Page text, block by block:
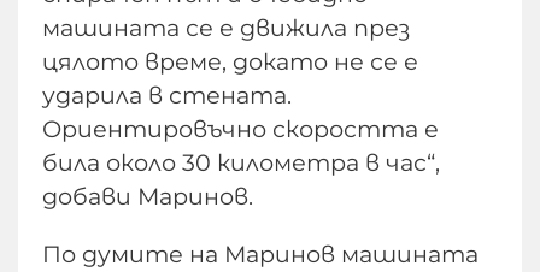
машината се е движила през
цялото време, докато не се е
ударила в стената.
Ориентировъчно скоростта е
била около 30 километра в час“,
добави Маринов.
По думите на Маринов машината